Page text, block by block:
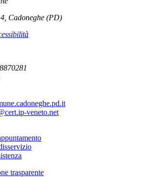
Cadoneghe (PD)
veneto.net
trasparente